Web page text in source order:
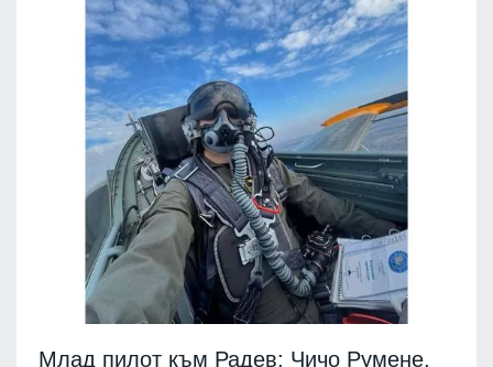
Млад пилот към Радев: Чичо Румене,